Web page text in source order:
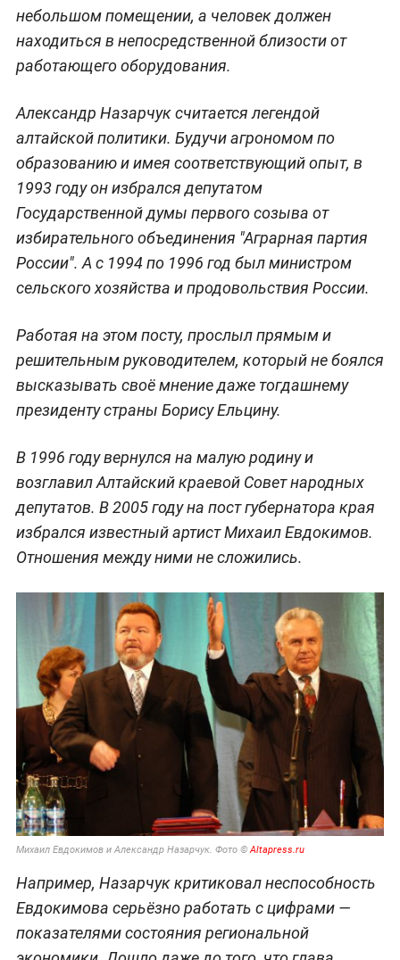
небольшом помещении, а человек должен
находиться в непосредственной близости от
работающего оборудования.
Александр Назарчук считается легендой
алтайской политики. Будучи агрономом по
образованию и имея соответствующий опыт, в
1993 году он избрался депутатом
Государственной думы первого созыва от
избирательного объединения "Аграрная партия
России". А с 1994 по 1996 год был министром
сельского хозяйства и продовольствия России.
Работая на этом посту, прослыл прямым и
решительным руководителем, который не боялся
высказывать своё мнение даже тогдашнему
президенту страны Борису Ельцину.
В 1996 году вернулся на малую родину и
возглавил Алтайский краевой Совет народных
депутатов. В 2005 году на пост губернатора края
избрался известный артист Михаил Евдокимов.
Отношения между ними не сложились.
Михаил Евдокимов и Александр Назарчук. Фото ©Altapress.ru
Например, Назарчук критиковал неспособность
Евдокимова серьёзно работать с цифрами —
показателями состояния региональной